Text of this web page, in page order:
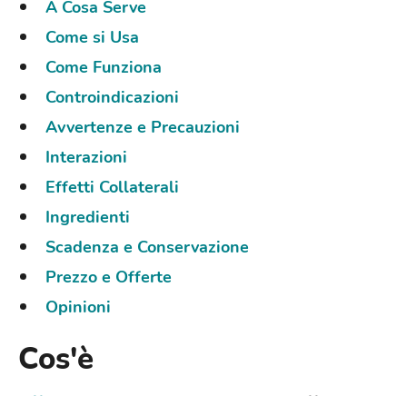
A Cosa Serve
Come si Usa
Come Funziona
Controindicazioni
Avvertenze e Precauzioni
Interazioni
Effetti Collaterali
Ingredienti
Scadenza e Conservazione
Prezzo e Offerte
Opinioni
Cos'è